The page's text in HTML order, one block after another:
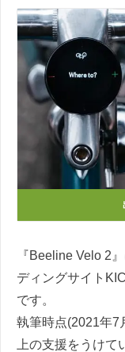
『Beeline Velo 2
ディングサイト
です。
執筆時点(2021年7
上の支援をうけ